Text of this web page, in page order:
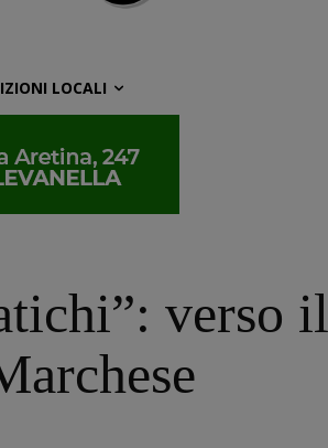
LOCALI
verso il